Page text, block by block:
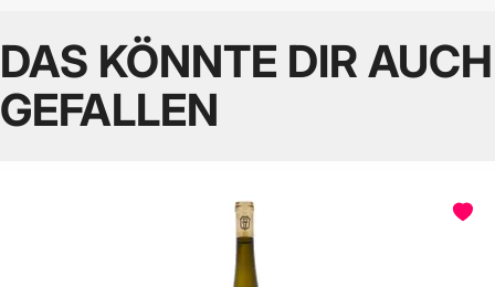
DAS KÖNNTE DIR AUCH
GEFALLEN